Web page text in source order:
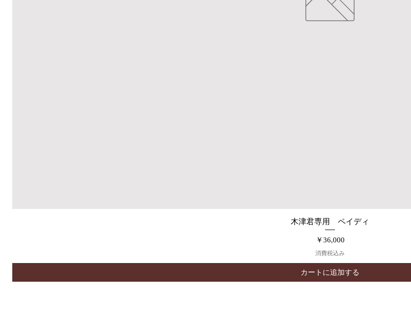
クイックビュー
木津君専用 ペイディ
価格
￥36,000
消費税込み
カートに追加する